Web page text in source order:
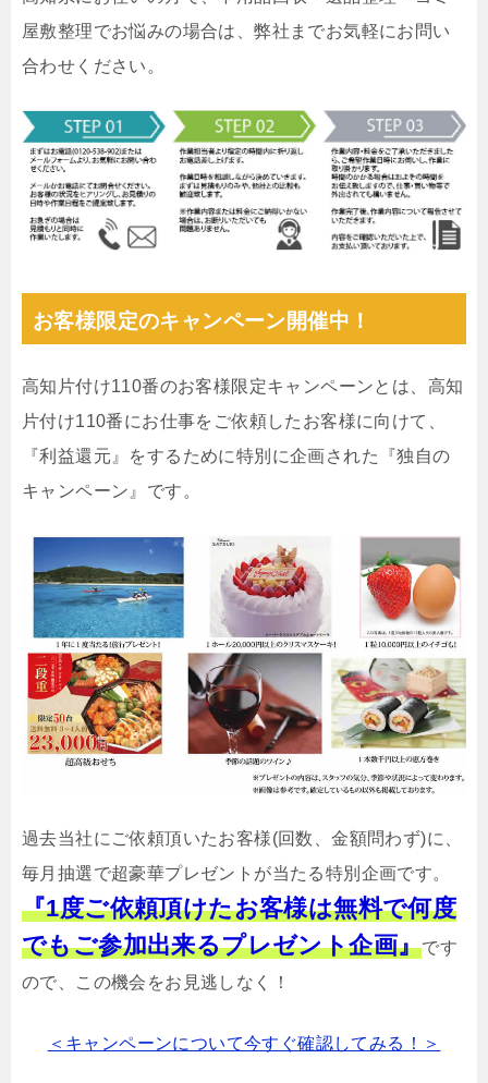
屋敷整理でお悩みの場合は、弊社までお気軽にお問い
合わせください。
お客様限定のキャンペーン開催中！
高知片付け110番のお客様限定キャンペーンとは、高知
片付け110番にお仕事をご依頼したお客様に向けて、
『利益還元』をするために特別に企画された『独自の
キャンペーン』です。
過去当社にご依頼頂いたお客様(回数、金額問わず)に、
毎月抽選で超豪華プレゼントが当たる特別企画です。
『1度ご依頼頂けたお客様は無料で何度
でもご参加出来るプレゼント企画』です
ので、この機会をお見逃しなく！
＜キャンペーンについて今すぐ確認してみる！＞